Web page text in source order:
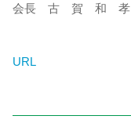
会長 古 賀 和 孝
URL